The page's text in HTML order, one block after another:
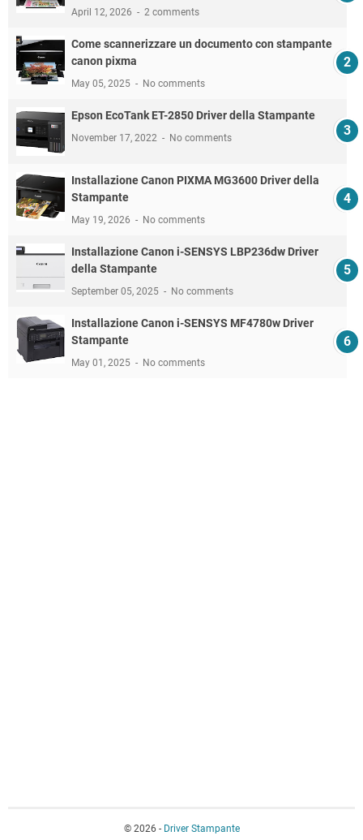
April 12, 2026 2 comments
Come scannerizzare un documento con stampante
canon pixma
May 05, 2025 No comments
Epson EcoTank ET-2850 Driver della Stampante
November 17, 2022 No comments
Installazione Canon PIXMA MG3600 Driver della
Stampante
May 19, 2026 No comments
Installazione Canon i-SENSYS LBP236dw Driver
della Stampante
September 05, 2025 No comments
Installazione Canon i-SENSYS MF4780w Driver
Stampante
May 01, 2025 No comments
© 2026 - Driver Stampante